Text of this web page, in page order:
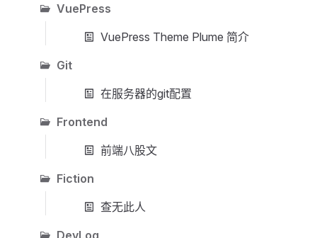
VuePress
VuePress Theme Plume 简介
Git
在服务器的git配置
Frontend
前端八股文
Fiction
查无此人
DevLog